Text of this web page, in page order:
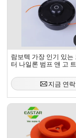
람보텍 가장 인기 있는
터 나일론 범프 앤 고
지금 연락